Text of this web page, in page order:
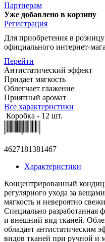
Партнерам
Уже добавлено в корзину
Регистрация
Для приобретения в
официального интернет-
Перейти
Антистатический эффект
Придает мягкость
Облегчает глажение
Приятный аромат
Все характеристики
Коробка - 12 шт.
4627181381467
Характеристики
Концентрированный
регулярного ухода за
мягкость и невероятно
Специально разработанная
и внешний вид тканей.
обладает антистатическим
видов тканей при ручной и